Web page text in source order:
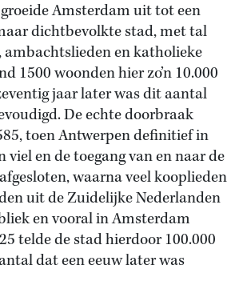
Amsterdam uit tot een
dichtbevolkte stad, met tal
ambachtslieden en katholieke
1500 woonden hier zo’n 10.000
jaar later was dit aantal
De echte doorbraak
toen Antwerpen definitief in
viel en de toegang van en naar de
waarna veel kooplieden
uit de Zuidelijke Nederlanden
en vooral in Amsterdam
telde de stad hierdoor 100.000
dat een eeuw later was